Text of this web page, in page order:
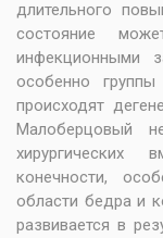
длительного
состояние
инфекционными
особенно
происходят
Малоберцовый
хирургических
конечности,
области бедра и
развивается в